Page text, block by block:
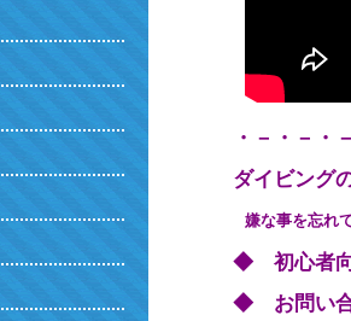
・－・－・
ダイビング
嫌な事を忘れ
◆ 初心
◆ お問い